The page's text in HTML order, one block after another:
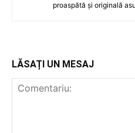
proaspătă și originală
LĂSAȚI UN MESAJ